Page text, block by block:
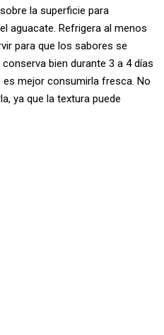
la superficie para
aguacate. Refrigera al menos
para que los sabores se
bien durante 3 a 4 días
es mejor consumirla fresca. No
ya que la textura puede